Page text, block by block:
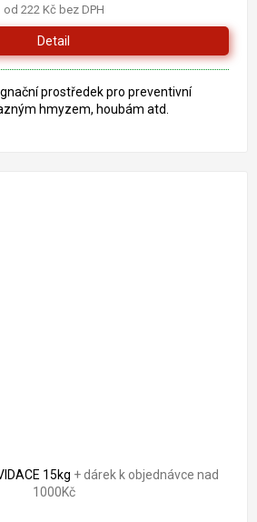
od 222 Kč bez DPH
Detail
prostředek pro preventivní
hmyzem, houbám atd.
15kg + dárek k objednávce nad
1000Kč